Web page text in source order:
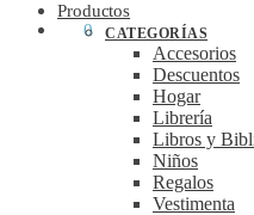
0
Productos
CATEGORÍAS
Accesorios
Descuentos
Hogar
Librería
Libros y
Niños
Regalos
Vestimenta